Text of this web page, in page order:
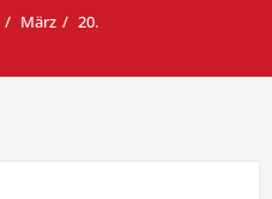
März 20.